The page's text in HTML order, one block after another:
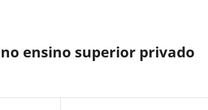
ensino superior privado